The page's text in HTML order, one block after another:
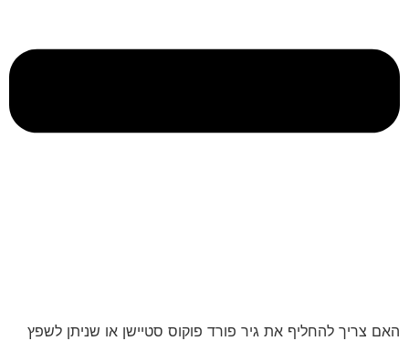
האם צריך להחליף את גיר פורד פוקוס סטיישן או שניתן לשפץ